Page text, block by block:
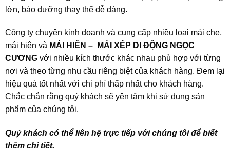
lớn, bảo dưỡng thay thế dễ dàng.
Công ty chuyên kinh doanh và cung cấp nhiều loại mái che,
mái hiên và MÁI HIÊN – MÁI XẾP DI ĐỘNG NGỌC
CƯƠNGvới nhiều kích thước khác nhau phù hợp với từng
nơi và theo từng nhu cầu riêng biệt của khách hàng. Đem lại
hiệu quả tốt nhất với chi phí thấp nhất cho khách hàng.
Chắc chắn rằng quý khách sẽ yên tâm khi sử dụng sản
phẩm của chúng tôi.
Quý khách có thể liên hệ trực tiếp với chúng tôi để biết
thêm chi tiết.